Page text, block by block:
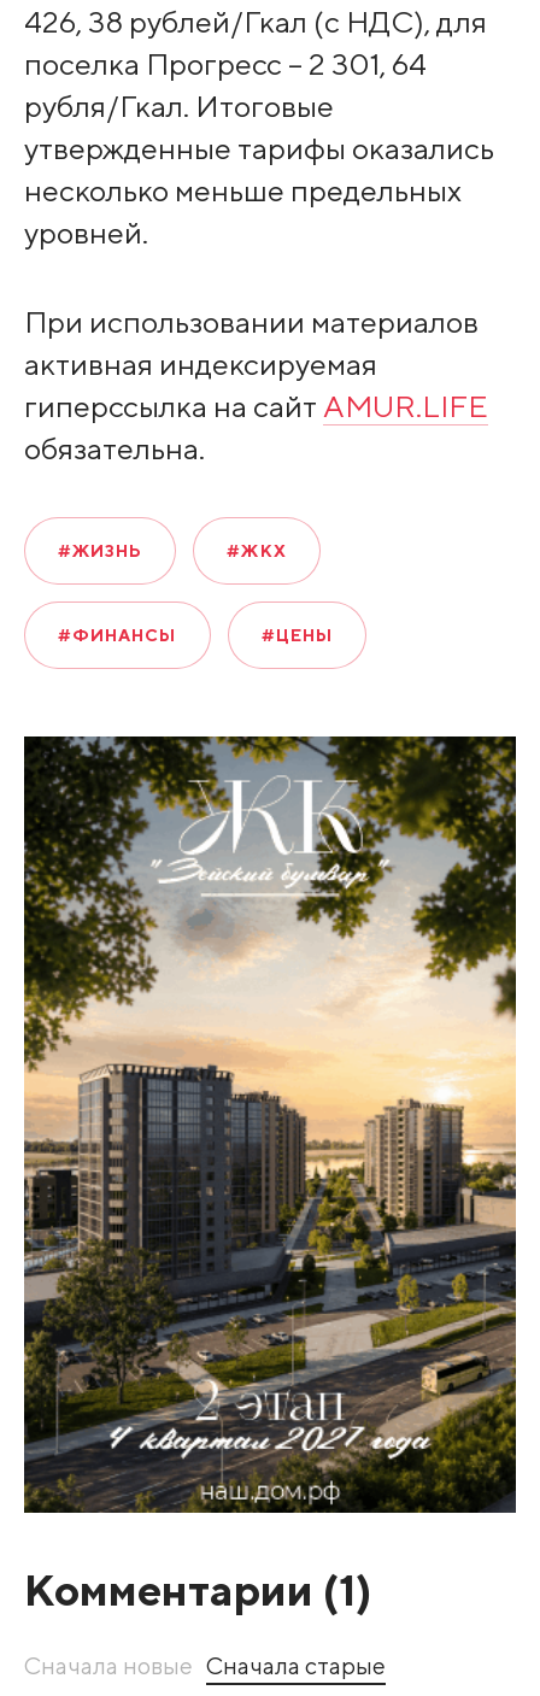
426, 38 рублей/Гкал (с НДС), для
поселка Прогресс – 2 301, 64
рубля/Гкал. Итоговые
утвержденные тарифы оказались
несколько меньше предельных
уровней.
При использовании материалов
активная индексируемая
гиперссылка на сайт AMUR.LIFE
обязательна.
#ЖИЗНЬ #ЖКХ
#ФИНАНСЫ #ЦЕНЫ
Комментарии (1)
Сначала новые Сначала старые